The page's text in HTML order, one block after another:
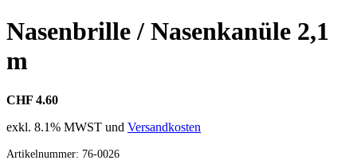
Nasenbrille / Nasenkanüle 2,1
m
CHF 4.60
exkl. 8.1% MWST und Versandkosten
Artikelnummer: 76-0026